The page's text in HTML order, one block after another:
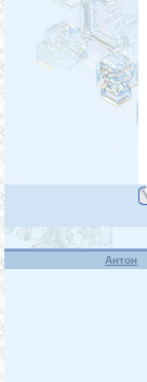
Антон